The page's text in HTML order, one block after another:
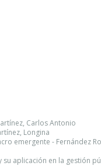
Carlos Antonio
Longina
emergente - Fernández
aplicación en la gestión